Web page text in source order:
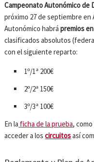
Campeonato Autonómico de
próximo 27 de septiembre en
Autonómico habrápremios
clasificados absolutos
con el siguiente reparto:
1º/1ª 200€
2º/2ª 150€
3º/3ª 100€
En la ficha de la prueba,
acceder a loscircuitosasí